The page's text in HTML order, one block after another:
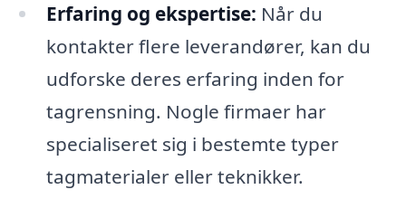
Erfaring og ekspertise: Når du
kontakter flere leverandører, kan du
udforske deres erfaring inden for
tagrensning. Nogle firmaer har
specialiseret sig i bestemte typer
tagmaterialer eller teknikker.